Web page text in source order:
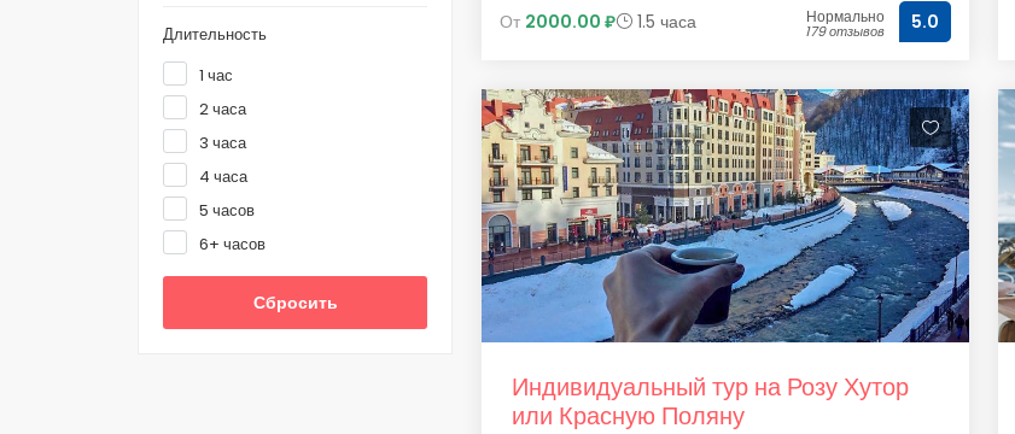
Длительность
1 час
2 часа
3 часа
4 часа
5 часов
6+ часов
Сбросить
От 2000.00 ₽ 1.5 часа Нормально
179 отзывов 5.0
Индивидуальный тур на Розу Хутор
или Красную Поляну